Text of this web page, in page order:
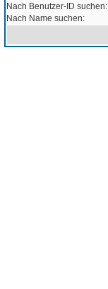
Nach Benutzer-ID suchen:
Nach Name suchen: